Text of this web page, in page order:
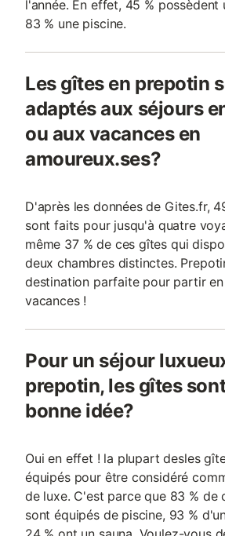
l'année. En effet, 45 % possèdent
83 % une piscine.
Les gîtes en prepotin
adaptés aux séjours
ou aux vacances en
amoureux.ses?
D'après les données de Gites.fr,
sont faits pour jusqu'à quatre
même 37 % de ces gîtes qui
deux chambres distinctes.
destination parfaite pour partir
vacances !
Pour un séjour
prepotin, les gîtes
bonne idée?
Oui en effet ! la plupart desles
équipés pour être considéré
de luxe. C'est parce que 83 % de
sont équipés de piscine, 93 %